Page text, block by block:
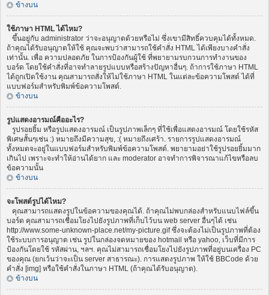
ข้างบน
ใช้ภาษา HTML ได้ไหม?
ขึ้นอยู่กับ administrator ว่าจะอนุญาตด้วยหรือไม่ ซึ่งเขามีสิทธิ์ควบคุมได้ทั้งหมด.
ถ้าคุณได้รับอนุญาตให้ใช้ คุณจะพบว่าสามารถใช้คำสั่ง HTML ได้เพียงบางคำสั่ง
เท่านั้น. เพื่อ ความปลอดภัย ในการป้องกันผู้ใช้ ที่พยายามรบกวนการทำงานของ
บอร์ด โดยใช้คำสั่งที่อาจทำลายรูปแบบหรือสร้างปัญหาอื่นๆ. ถ้าการใช้ภาษา HTML
ได้ถูกเปิดใช้งาน คุณสามารถสั่งให้ไม่ใช้ภาษา HTML ในแต่ละข้อความโพสต์ ได้ที่
แบบฟอร์มสำหรับพิมพ์ข้อความโพสต์.
ข้างบน
รูปแสดงอารมณ์คืออะไร?
รูปรอยยิ้ม หรือรูปแสดงอารมณ์ เป็นรูปภาพเล็กๆ ที่ใช้เพื่อแสดงอารมณ์ โดยใช้รหัส
พิเศษสั้นๆเช่น :) หมายถึงมีความสุข, :( หมายถึงเศร้า. รายการรูปแสดงอารมณ์
ทั้งหมดจะอยู่ในแบบฟอร์มสำหรับพิมพ์ข้อความโพสต์. พยายามอย่าใช้รูปรอยยิ้มมาก
เกินไป เพราะจะทำให้อ่านได้ยาก และ moderator อาจทำการพิจารณาแก้ไขหรือลบ
ข้อความนั้น
ข้างบน
จะโพสต์รูปได้ไหม?
คุณสามารถแสดงรูปในข้อความของคุณได้. ถ้าคุณไม่พบกล่องสำหรับแนบไฟล์ขึ้น
บอร์ด คุณสามารถเชื่อมโยงไปยังรูปภาพที่เก็บไว้บน web server อื่นๆได้ เช่น
http://www.some-unknown-place.net/my-picture.gif ซึ่งจะต้องไม่เป็นรูปภาพที่ต้อง
ใช้ระบบการอนุญาต เช่น รูปในกล่องจดหมายของ hotmail หรือ yahoo, เว็บที่มีการ
ป้องกันโดยใช้ รหัสผ่าน, ฯลฯ. คุณไม่สามารถเชื่อมโยงไปยังรูปภาพที่อยู่บนเครื่อง PC
ของคุณ (ยกเว้นว่าจะเป็น server สาธารณะ). การแสดงรูปภาพ ให้ใช้ BBCode ด้วย
คำสั่ง [img] หรือใช้คำสั่งในภาษา HTML (ถ้าคุณได้รับอนุญาต).
ข้างบน